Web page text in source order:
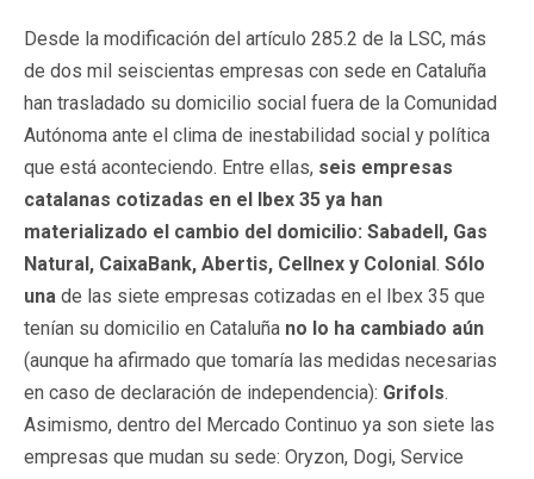
Desde la modificación del artículo 285.2 de la LSC, más
de dos mil seiscientas empresas con sede en Cataluña
han trasladado su domicilio social fuera de la Comunidad
Autónoma ante el clima de inestabilidad social y política
que está aconteciendo. Entre ellas, seis empresas
catalanas cotizadas en el Ibex 35 ya han
materializado el cambio del domicilio: Sabadell, Gas
Natural, CaixaBank, Abertis, Cellnex y Colonial. Sólo
una de las siete empresas cotizadas en el Ibex 35 que
tenían su domicilio en Cataluña no lo ha cambiado aún
(aunque ha afirmado que tomaría las medidas necesarias
en caso de declaración de independencia): Grifols.
Asimismo, dentro del Mercado Continuo ya son siete las
empresas que mudan su sede: Oryzon, Dogi, Service